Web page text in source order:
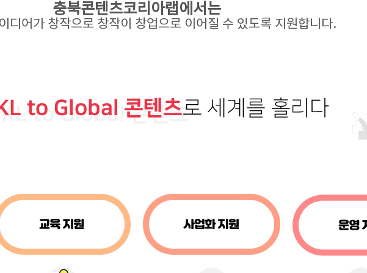
충북콘텐츠코리아랩에서는
디어가 창작으로 창작이 창업으로 이어질 수 있도록 지원합니다.